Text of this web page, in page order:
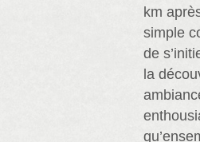
km
simple
de
la